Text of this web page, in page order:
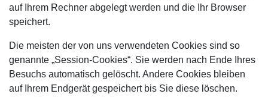
auf Ihrem Rechner abgelegt werden und die Ihr Browser
speichert.
Die meisten der von uns verwendeten Cookies sind so
genannte „Session-Cookies“. Sie werden nach Ende Ihres
Besuchs automatisch gelöscht. Andere Cookies bleiben
auf Ihrem Endgerät gespeichert bis Sie diese löschen.